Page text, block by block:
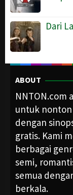
Dari
ABOUT
NNTON.com
untuk
dengan
gratis. Kami
berbagai
semi,
semua
berkala.